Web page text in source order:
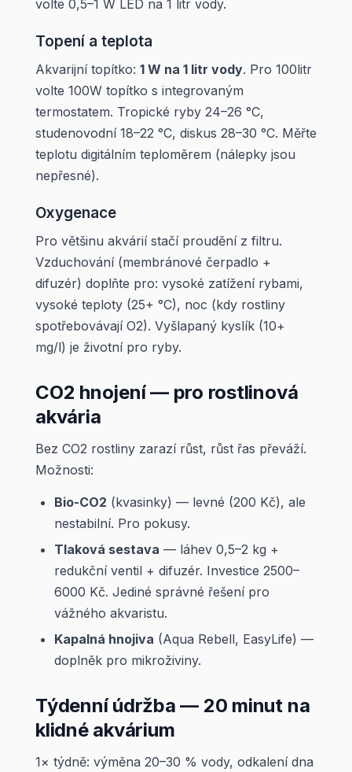
volte 0,5–1 W LED na 1 litr vody.
Topení a teplota
Akvarijní topítko: 1 W na 1 litr vody. Pro 100litr
volte 100W topítko s integrovaným
termostatem. Tropické ryby 24–26 °C,
studenovodní 18–22 °C, diskus 28–30 °C. Měřte
teplotu digitálním teploměrem (nálepky jsou
nepřesné).
Oxygenace
Pro většinu akvárií stačí proudění z filtru.
Vzduchování (membránové čerpadlo +
difuzér) doplňte pro: vysoké zatížení rybami,
vysoké teploty (25+ °C), noc (kdy rostliny
spotřebovávají O2). Vyšlapaný kyslík (10+
mg/l) je životní pro ryby.
CO2 hnojení — pro rostlinová
akvária
Bez CO2 rostliny zarazí růst, růst řas převáží.
Možnosti:
Bio-CO2 (kvasinky) — levné (200 Kč), ale
nestabilní. Pro pokusy.
Tlaková sestava — láhev 0,5–2 kg +
redukční ventil + difuzér. Investice 2500–
6000 Kč. Jediné správné řešení pro
vážného akvaristu.
Kapalná hnojiva (Aqua Rebell, EasyLife) —
doplněk pro mikroživiny.
Týdenní údržba — 20 minut na
klidné akvárium
1× týdně: výměna 20–30 % vody, odkalení dna